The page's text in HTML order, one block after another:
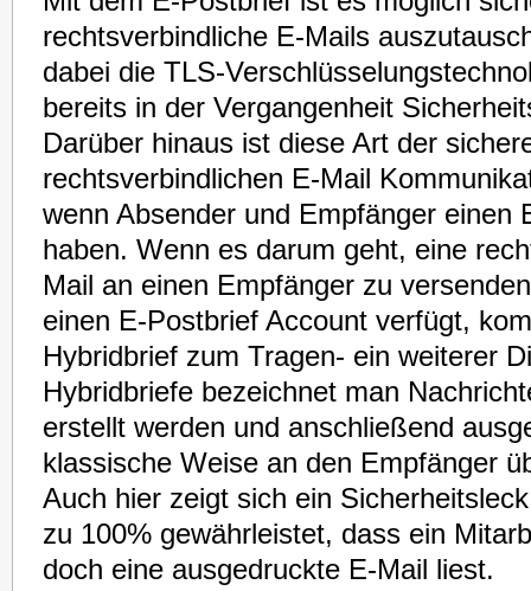
rechtsverbindliche E-Mails
dabei die TLS-
bereits in der Vergangenheit
Darüber hinaus ist diese Art der
rechtsverbindlichen E-Mail
wenn Absender und Empfänger einen
haben. Wenn es darum geht, eine
Mail an einen Empfänger zu
einen E-Postbrief Account verfügt,
Hybridbrief zum Tragen- ein weiterer
Hybridbriefe bezeichnet man
erstellt werden und anschließend
klassische Weise an den Empfänger
Auch hier zeigt sich ein
zu 100% gewährleistet, dass ein
doch eine ausgedruckte E-Mail liest.